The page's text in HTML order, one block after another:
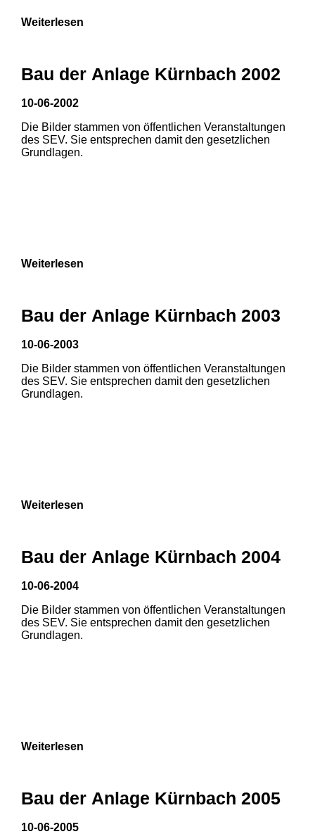
1 2 3
3 4 5
9
Weiterlesen
Bau der Anlage Kürnbach 2002
10-06-2002
Die Bilder stammen von öffentlichen Veranstaltungen
des SEV. Sie entsprechen damit den gesetzlichen
Grundlagen.
Weiterlesen
Bau der Anlage Kürnbach 2003
10-06-2003
Die Bilder stammen von öffentlichen Veranstaltungen
des SEV. Sie entsprechen damit den gesetzlichen
Grundlagen.
Weiterlesen
Bau der Anlage Kürnbach 2004
10-06-2004
Die Bilder stammen von öffentlichen Veranstaltungen
des SEV. Sie entsprechen damit den gesetzlichen
Grundlagen.
Weiterlesen
Bau der Anlage Kürnbach 2005
10-06-2005